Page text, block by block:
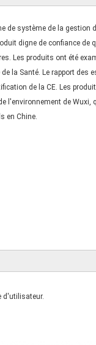
de système de la gestion
digne de confiance de
Les produits ont été
la Santé. Le rapport des
de la CE. Les
l'environnement de
en Chine.
d'utilisateur.